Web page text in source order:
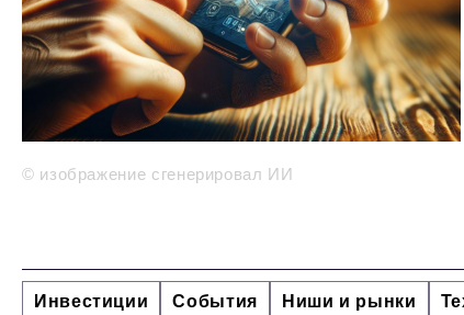
© изображение сгенерировал ИИ
Инвестиции События Ниши и рынки